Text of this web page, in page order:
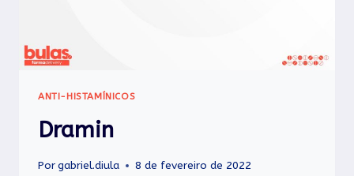
ANTI-HISTAMÍNICOS
Dramin
Porgabriel.diula 8 de fevereiro de 2022